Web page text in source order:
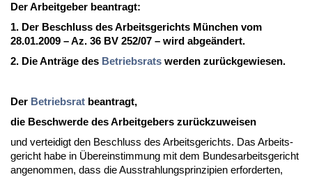
Der Ar­beit­ge­ber be­an­tragt:
1. Der Be­schluss des Ar­beits­ge­richts München vom
28.01.2009 – Az. 36 BV 252/07 – wird ab­geändert.
2. Die Anträge des Be­triebs­rats wer­den zurück­ge­wie­sen.
Der Be­triebs­rat be­an­tragt,
die Be­schwer­de des Ar­beit­ge­bers zurück­zu­wei­sen
und ver­tei­digt den Be­schluss des Ar­beits­ge­richts. Das Ar­beits­
ge­richt ha­be in Übe­rein­stim­mung mit dem Bun­des­ar­beits­ge­richt
an­ge­nom­men, dass die Aus­strah­lungs­prin­zi­pi­en er­for­der­ten,